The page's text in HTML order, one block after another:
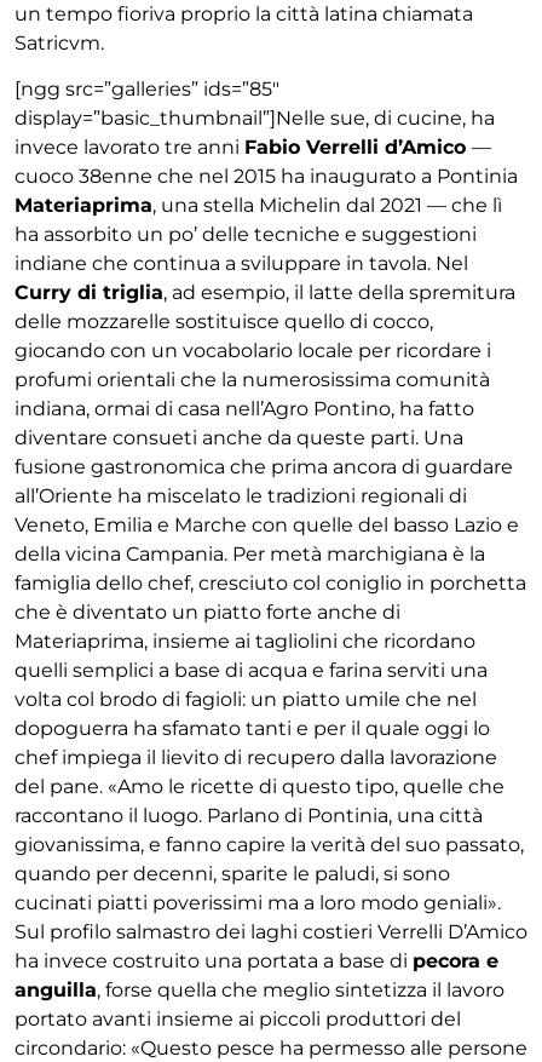
un tempo fioriva proprio la città latina chiamata
Satricvm.
[ngg src=”galleries” ids=”85″
display=”basic_thumbnail”]Nelle sue, di cucine, ha
invece lavorato tre anni Fabio Verrelli d’Amico —
cuoco 38enne che nel 2015 ha inaugurato a Pontinia
Materiaprima, una stella Michelin dal 2021 — che lì
ha assorbito un po’ delle tecniche e suggestioni
indiane che continua a sviluppare in tavola. Nel
Curry di triglia, ad esempio, il latte della spremitura
delle mozzarelle sostituisce quello di cocco,
giocando con un vocabolario locale per ricordare i
profumi orientali che la numerosissima comunità
indiana, ormai di casa nell’Agro Pontino, ha fatto
diventare consueti anche da queste parti. Una
fusione gastronomica che prima ancora di guardare
all’Oriente ha miscelato le tradizioni regionali di
Veneto, Emilia e Marche con quelle del basso Lazio e
della vicina Campania. Per metà marchigiana è la
famiglia dello chef, cresciuto col coniglio in porchetta
che è diventato un piatto forte anche di
Materiaprima, insieme ai tagliolini che ricordano
quelli semplici a base di acqua e farina serviti una
volta col brodo di fagioli: un piatto umile che nel
dopoguerra ha sfamato tanti e per il quale oggi lo
chef impiega il lievito di recupero dalla lavorazione
del pane. «Amo le ricette di questo tipo, quelle che
raccontano il luogo. Parlano di Pontinia, una città
giovanissima, e fanno capire la verità del suo passato,
quando per decenni, sparite le paludi, si sono
cucinati piatti poverissimi ma a loro modo geniali».
Sul profilo salmastro dei laghi costieri Verrelli D’Amico
ha invece costruito una portata a base di pecora e
anguilla, forse quella che meglio sintetizza il lavoro
portato avanti insieme ai piccoli produttori del
circondario: «Questo pesce ha permesso alle persone